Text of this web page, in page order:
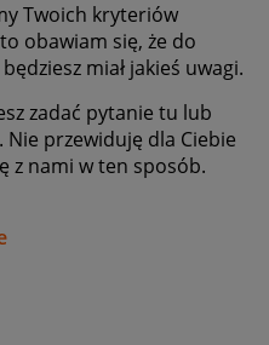
Twoich kryteriów
obawiam się, że do
miał jakieś uwagi.
zadać pytanie tu lub
. Nie przewiduję dla Ciebie
z nami w ten sposób.